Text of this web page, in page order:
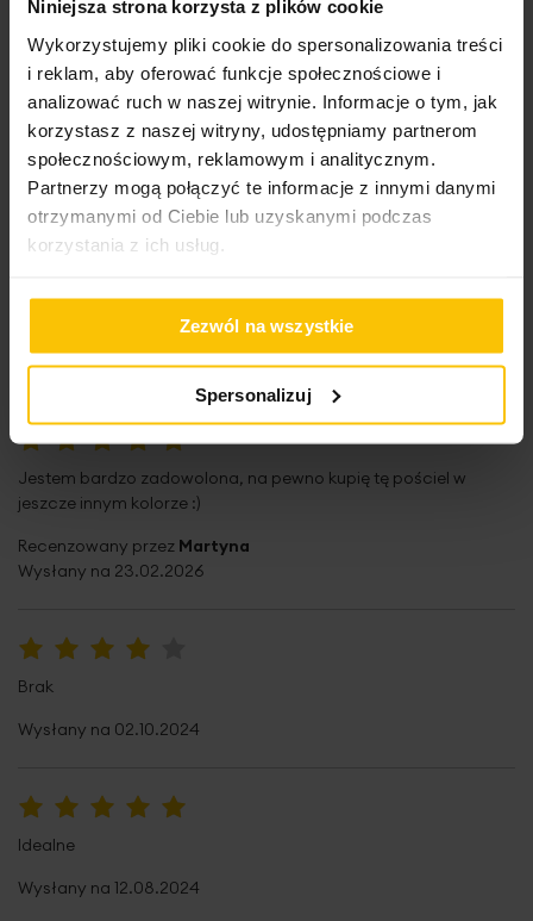
Niniejsza strona korzysta z plików cookie
Wykorzystujemy pliki cookie do spersonalizowania treści
i reklam, aby oferować funkcje społecznościowe i
analizować ruch w naszej witrynie. Informacje o tym, jak
korzystasz z naszej witryny, udostępniamy partnerom
społecznościowym, reklamowym i analitycznym.
Partnerzy mogą połączyć te informacje z innymi danymi
otrzymanymi od Ciebie lub uzyskanymi podczas
korzystania z ich usług.
Zezwól na wszystkie
Spersonalizuj
do listy życzeń
24,10 zł
Dodaj do koszyka Dodaj do listy życzeń
nadrukiem pasów LEN
85,60 zł
Dodaj do koszyka
Opinie o produkcie
Jestem bardzo zadowolona, na pewno kupię tę pościel w
jeszcze innym kolorze :)
Recenzowany przez Martyna
Wysłany na 23.02.2026
Brak
Wysłany na 02.10.2024
Idealne
Wysłany na 12.08.2024